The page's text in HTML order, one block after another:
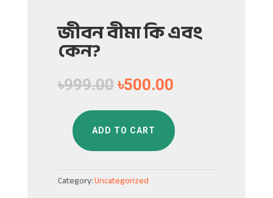
জীবন বীমা কি এবং
কেন?
৳999.00 ৳500.00
এবং
ADD TO CART
Category:Uncategorized